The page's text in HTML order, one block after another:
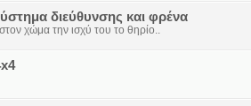
διεύθυνσης και φρένα
χώμα την ισχύ του το θηρίο..